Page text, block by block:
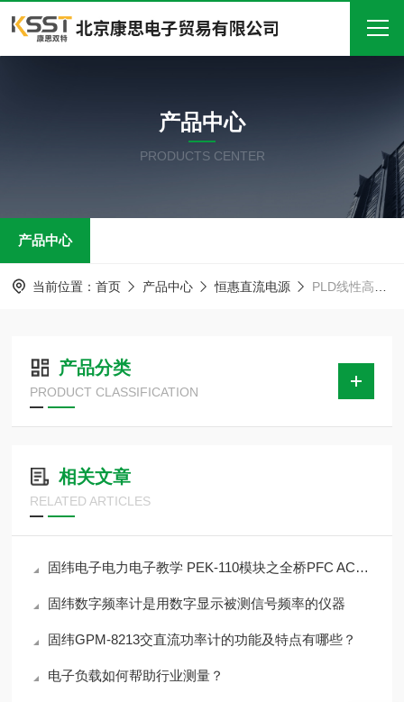
关于我们
产品中心
在线留言
产品中心
PRODUCTS CENTER
产品中心
当前位置： 首页 产品中心 恒惠直流电源 PLD线性高性价比直流电源
产品分类
PRODUCT CLASSIFICATION
相关文章
RELATED ARTICLES
固纬电子电力电子教学 PEK-110模块之全桥PFC AC→DC变换器
固纬数字频率计是用数字显示被测信号频率的仪器
固纬GPM-8213交直流功率计的功能及特点有哪些？
电子负载如何帮助行业测量？